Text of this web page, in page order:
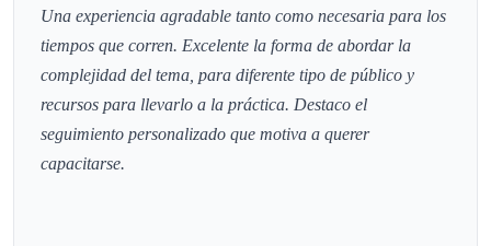
Una experiencia agradable tanto como necesaria para los
tiempos que corren. Excelente la forma de abordar la
complejidad del tema, para diferente tipo de público y
recursos para llevarlo a la práctica. Destaco el
seguimiento personalizado que motiva a querer
capacitarse.